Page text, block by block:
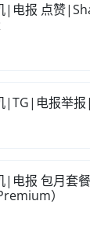
|电报 点赞
|TG|电报举
电报 包月套
）